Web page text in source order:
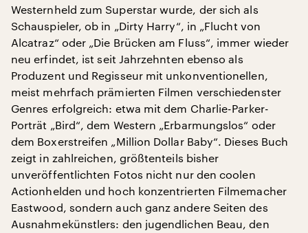
Westernheld zum Superstar wurde, der sich als
Schauspieler, ob in „Dirty Harry“, in „Flucht von
Alcatraz“ oder „Die Brücken am Fluss“, immer wieder
neu erfindet, ist seit Jahrzehnten ebenso als
Produzent und Regisseur mit unkonventionellen,
meist mehrfach prämierten Filmen verschiedenster
Genres erfolgreich: etwa mit dem Charlie-Parker-
Porträt „Bird“, dem Western „Erbarmungslos“ oder
dem Boxerstreifen „Million Dollar Baby“. Dieses Buch
zeigt in zahlreichen, größtenteils bisher
unveröffentlichten Fotos nicht nur den coolen
Actionhelden und hoch konzentrierten Filmemacher
Eastwood, sondern auch ganz andere Seiten des
Ausnahmekünstlers: den jugendlichen Beau, den